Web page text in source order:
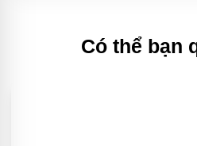
Có thể bạn